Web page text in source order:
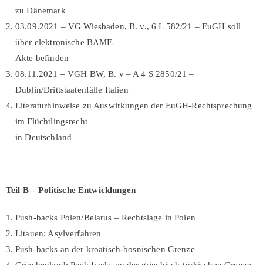
zu Dänemark
03.09.2021 – VG Wiesbaden, B. v., 6 L 582/21 – EuGH soll
über elektronische BAMF-
Akte befinden
08.11.2021 – VGH BW, B. v – A 4 S 2850/21 –
Dublin/Drittstaatenfälle Italien
Literaturhinweise zu Auswirkungen der EuGH-Rechtsprechung
im Flüchtlingsrecht
in Deutschland
Teil B –Politische Entwicklungen
Push-backs Polen/Belarus – Rechtslage in Polen
Litauen: Asylverfahren
Push-backs an der kroatisch-bosnischen Grenze